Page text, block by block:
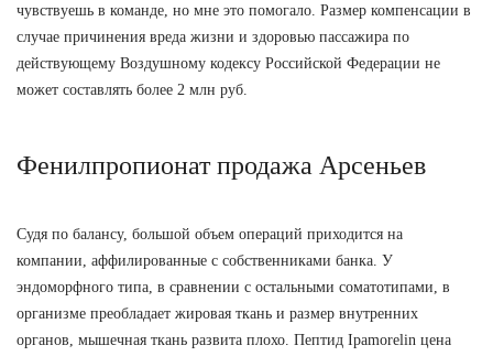
чувствуешь в команде, но мне это помогало. Размер компенсации в
случае причинения вреда жизни и здоровью пассажира по
действующему Воздушному кодексу Российской Федерации не
может составлять более 2 млн руб.
Фенилпропионат продажа Арсеньев
Судя по балансу, большой объем операций приходится на
компании, аффилированные с собственниками банка. У
эндоморфного типа, в сравнении с остальными соматотипами, в
организме преобладает жировая ткань и размер внутренних
органов, мышечная ткань развита плохо. Пептид Ipamorelin цена